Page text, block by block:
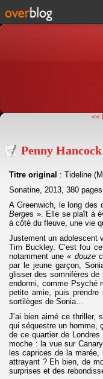
<<
Penny
Titre original : Tideline
Sonatine, 2013, 380
A Greenwich, le long
Berges ». Elle se plaît à
à côté du fleuve, une vie
Justement un adolescent
Tim Buckley. C’est fou
notamment une « douze
par le jeune garçon,
glisser des somnifères de
endormi, comme Psyché
petite amie, puis
sortilèges de Sonia…
J’ai bien aimé ce thriller,
qui séquestre un homme,
de ce quartier de
moche : la vue sur
les caprices de la
attrayant ? Eh bien, de
surprises et des